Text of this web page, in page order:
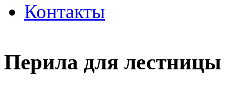
Контакты
Перила для